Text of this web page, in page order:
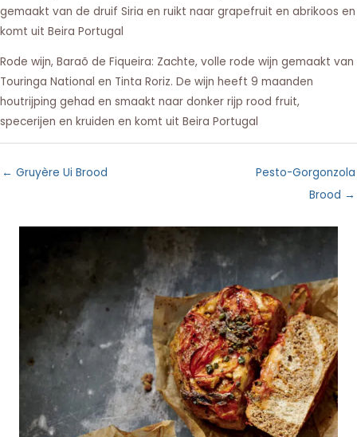
gemaakt van de druif Siria en ruikt naar grapefruit en abrikoos en
komt uit Beira Portugal
Rode wijn, Baraõ de Fiqueira: Zachte, volle rode wijn gemaakt van
Touringa National en Tinta Roriz. De wijn heeft 9 maanden
houtrijping gehad en smaakt naar donker rijp rood fruit,
specerijen en kruiden en komt uit Beira Portugal
← Gruyère Ui Brood
Pesto-Gorgonzola
Brood →